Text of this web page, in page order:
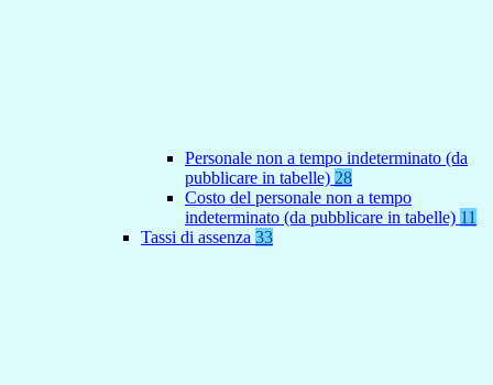
Personale non a tempo indeterminato (da
pubblicare in tabelle) 28
Costo del personale non a tempo
indeterminato (da pubblicare in tabelle) 11
Tassi di assenza 33